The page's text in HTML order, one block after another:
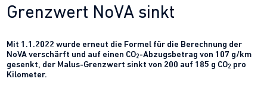
Grenzwert NoVA sinkt
Mit 1.1.2022 wurde erneut die Formel für die Berechnung der
NoVA verschärft und auf einen CO2-Abzugsbetrag von 107 g/km
gesenkt, der Malus-Grenzwert sinkt von 200 auf 185 g CO2 pro
Kilometer.